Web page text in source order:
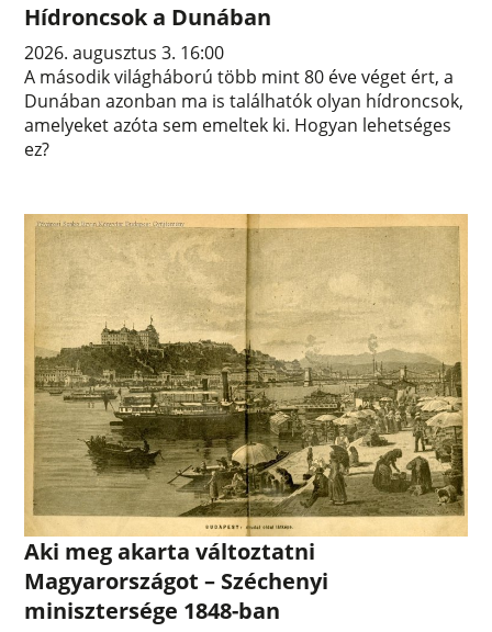
Hídroncsok a Dunában
2026. augusztus 3. 16:00
A második világháború több mint 80 éve véget ért, a
Dunában azonban ma is találhatók olyan hídroncsok,
amelyeket azóta sem emeltek ki. Hogyan lehetséges
ez?
Aki meg akarta változtatni
Magyarországot – Széchenyi
minisztersége 1848-ban